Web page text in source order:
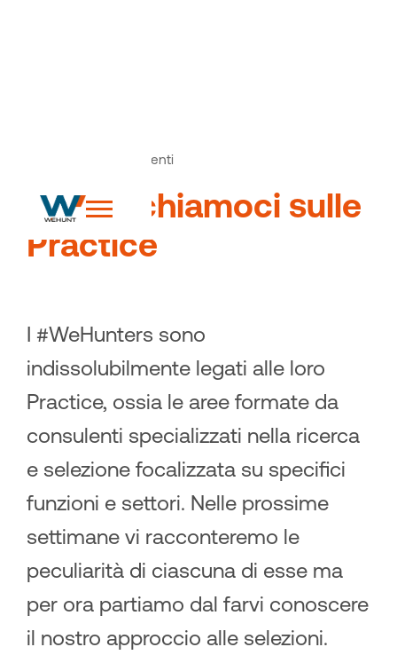
Articoli ed eventi
Impratichiamoci sulle
Practice
I #WeHunters sono
indissolubilmente legati alle loro
Practice, ossia le aree formate da
consulenti specializzati nella ricerca
e selezione focalizzata su specifici
funzioni e settori. Nelle prossime
settimane vi racconteremo le
peculiarità di ciascuna di esse ma
per ora partiamo dal farvi conoscere
il nostro approccio alle selezioni.